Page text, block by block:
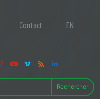
Contact EN
Rechercher